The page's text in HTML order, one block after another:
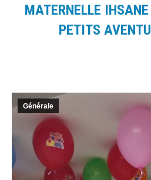
MATERNELLE
PETITS
Générale